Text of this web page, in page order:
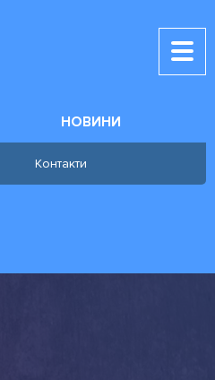
НОВИНИ
Контакти